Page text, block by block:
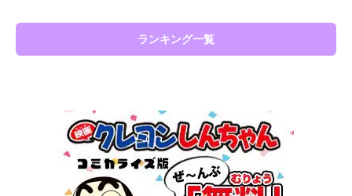
ランキング一覧